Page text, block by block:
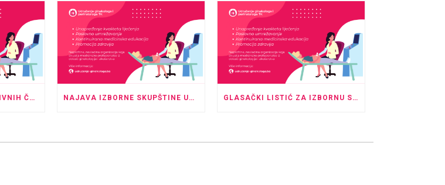
AŽURIRANI SPISAK AKTIVNIH ČLANOVA UDRUŽENJA GINEKOLOGA I PERINATOLOGA TK – MAJ 2026. NAJAVA IZBORNE SKUPŠTINE UDRUŽENJA GINEKOLOGA I PERINATOLOGA TK GLASAČKI LISTIĆ ZA IZBORNU SKUPŠTINU I UPUTE ZA GLASANJE U ODSUSTVU